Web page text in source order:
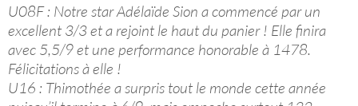
U08F : Notre star Adélaïde Sion a commencé par un
excellent 3/3 et a rejoint le haut du panier ! Elle finira
avec 5,5/9 et une performance honorable à 1478.
Félicitations à elle !
​U16 : Thimothée a surpris tout le monde cette année